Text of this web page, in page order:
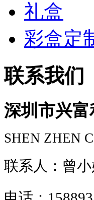
礼盒
彩盒定
联系我们
深圳市兴富
SHEN ZHEN
联系人：曾小